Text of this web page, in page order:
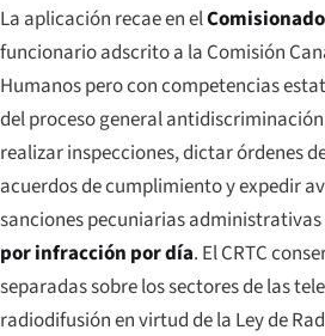
La aplicación recae en el
funcionario adscrito a la Comisión
Humanos pero con competencias
del proceso general
realizar inspecciones, dictar órdenes
acuerdos de cumplimiento y expedir
sanciones pecuniarias administrativas
por infracción por día. El CRTC
separadas sobre los sectores de las
radiodifusión en virtud de la Ley de